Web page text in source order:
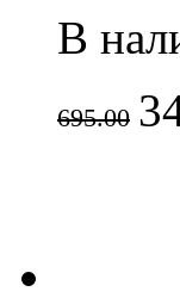
В
695.00